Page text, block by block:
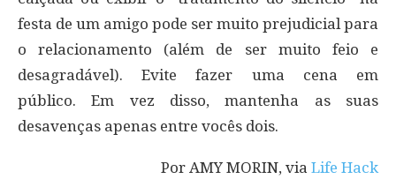
festa de um amigo pode ser muito prejudicial para
o relacionamento (além de ser muito feio e
desagradável).Evite fazer uma cena em
público.Em vez disso, mantenha as suas
desavenças apenas entre vocês dois.
Por AMY MORIN, via Life Hack